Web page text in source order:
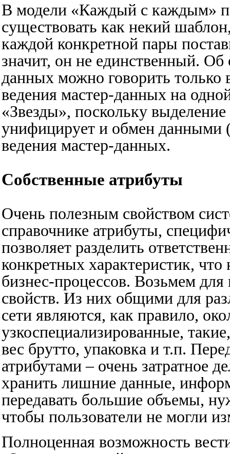
В модели «Каждый с каждым»
существовать как некий
каждой конкретной пары
значит, он не единственный.
данных можно говорить только
ведения мастер-данных на
«Звезды», поскольку
унифицирует и обмен данными
ведения мастер-данных.
Собственные атрибуты
Очень полезным свойством
справочнике атрибуты,
позволяет разделить
конкретных характеристик,
бизнес-процессов. Возьмем
свойств. Из них общими для
сети являются, как правило,
узкоспециализированные,
вес брутто, упаковка и т.п.
атрибутами – очень затратное
хранить лишние данные,
передавать большие объемы,
чтобы пользователи не могли
Полноценная возможность